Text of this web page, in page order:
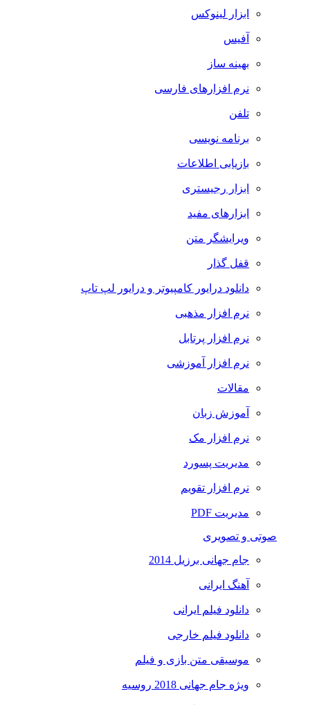
ابزار لینوکس
آفیس
بهینه ساز
نرم افزارهای فارسی
تلفن
برنامه نویسی
بازیابی اطلاعات
ابزار رجیستری
ابزارهای مفید
ویرایشگر متن
قفل گذار
دانلود درایور کامپیوتر و درایور لپ تاپ
نرم افزار مذهبی
نرم افزار پرتابل
نرم افزار آموزشی
مقالات
آموزش زبان
نرم افزار مک
مدیریت پسورد
نرم افزار تقویم
مدیریت PDF
صوتی و تصویری
جام جهانی برزیل 2014
آهنگ ایرانی
دانلود فیلم ایرانی
دانلود فیلم خارجی
موسیقی متن بازی و فیلم
ویژه جام جهانی 2018 روسیه